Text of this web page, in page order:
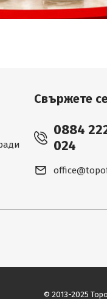
Свържете
0884
024
© 2013-2025